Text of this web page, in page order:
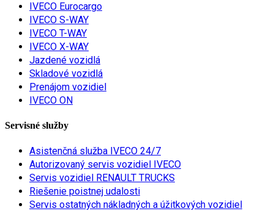
IVECO Eurocargo
IVECO S-WAY
IVECO T-WAY
IVECO X-WAY
Jazdené vozidlá
Skladové vozidlá
Prenájom vozidiel
IVECO ON
Servisné služby
Asistenčná služba IVECO 24/7
Autorizovaný servis vozidiel IVECO
Servis vozidiel RENAULT TRUCKS
Riešenie poistnej udalosti
Servis ostatných nákladných a úžitkových vozidiel